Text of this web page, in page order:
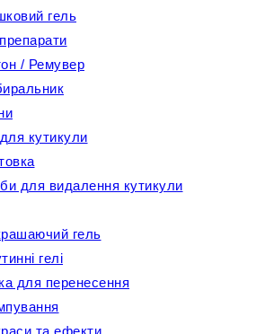
гель
/ Ремувер
кутикули
для видалення кутикули
гель
гелі
для перенесення
та ефекти